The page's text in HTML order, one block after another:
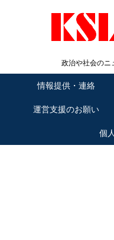
政治や社会のニ
情報提供・連絡
運営支援のお願い
個